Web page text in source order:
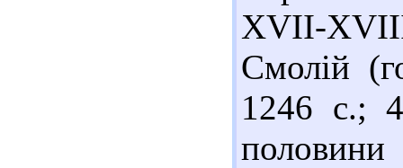
XVII-XVIII
Смолій
1246 с.;